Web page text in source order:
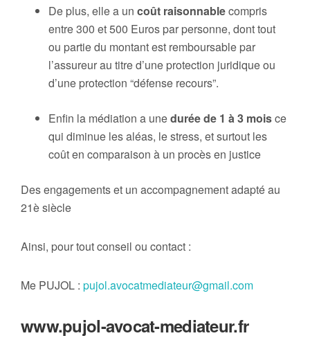
De plus, elle a un coût raisonnablecompris
entre 300 et 500 Euros par personne, dont tout
ou partie du montant est remboursable par
l’assureur au titre d’une protection juridique ou
d’une protection “défense recours”.
Enfin la médiation a unedurée de 1 à 3 moisce
qui diminue les aléas, le stress, et surtout les
coût en comparaison à un procès en justice
Des engagements et un accompagnement adapté au
21è siècle
Ainsi, pour tout conseil ou contact :
Me PUJOL : pujol.avocatmediateur@gmail.com
www.pujol-avocat-mediateur.fr